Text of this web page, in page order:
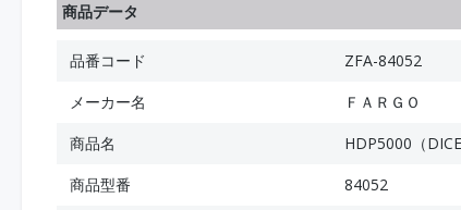
商品データ
品番コード
ZFA-84052
メーカー名
ＦＡＲＧＯ
商品名
HDP5000（
商品型番
84052